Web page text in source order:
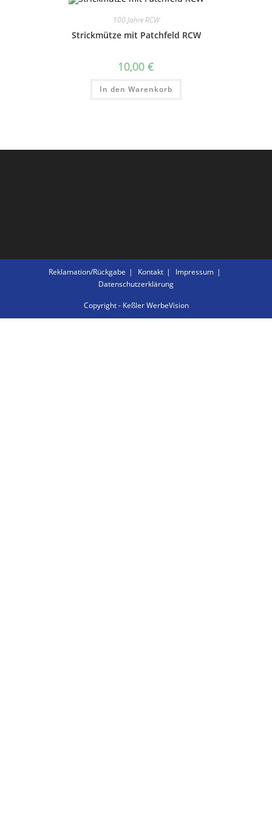
100 Jahre RCW
Strickmütze mit Patchfeld RCW
10,00 €
In den Warenkorb
Reklamation/Rückgabe Kontakt
Impressum
Datenschutzerklärung
Copyright - Keßler WerbeVision